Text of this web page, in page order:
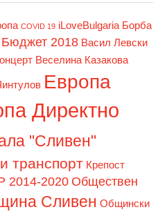
COVID 19 iLoveBulgaria Борба
Бюджет 2018 Васил Левски
Веселина Казакова
Европа
Директно
"Сливен"
транспорт Крепост
2014-2020 Обществен
Сливен Общински